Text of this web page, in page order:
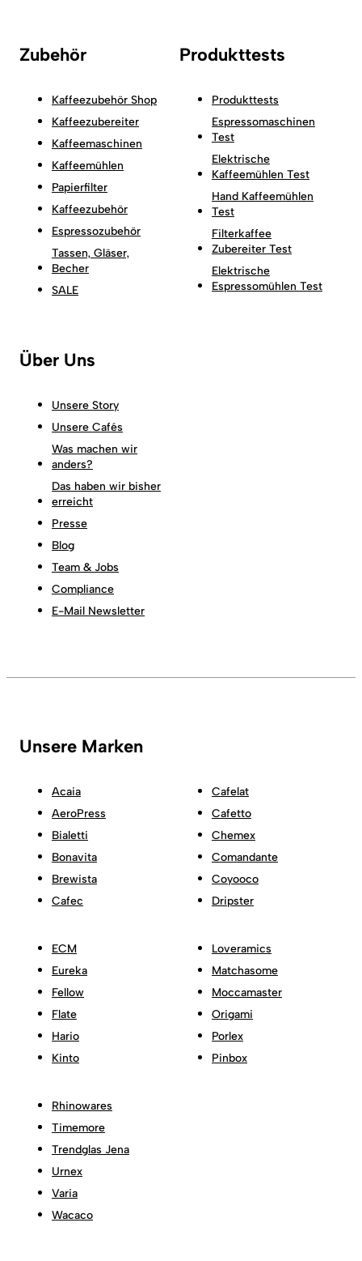
Zubehör
Kaffeezubehör Shop
Kaffeezubereiter
Kaffeemaschinen
Kaffeemühlen
Papierfilter
Kaffeezubehör
Espressozubehör
Tassen, Gläser,
Becher
SALE
Produkttests
Produkttests
Espressomaschinen
Test
Elektrische
Kaffeemühlen Test
Hand Kaffeemühlen
Test
Filterkaffee
Zubereiter Test
Elektrische
Espressomühlen Test
Über Uns
Unsere Story
Unsere Cafés
Was machen wir
anders?
Das haben wir bisher
erreicht
Presse
Blog
Team & Jobs
Compliance
E-Mail Newsletter
Unsere Marken
Acaia
AeroPress
Bialetti
Bonavita
Brewista
Cafec
Cafelat
Cafetto
Chemex
Comandante
Coyooco
Dripster
ECM
Eureka
Fellow
Flate
Hario
Kinto
Loveramics
Matchasome
Moccamaster
Origami
Porlex
Pinbox
Rhinowares
Timemore
Trendglas Jena
Urnex
Varia
Wacaco